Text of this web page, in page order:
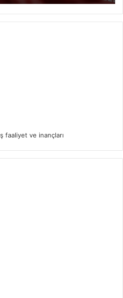
faaliyet ve inançları